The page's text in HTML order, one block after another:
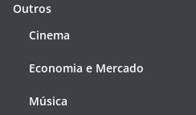
Outros
Cinema
Economia e Mercado
Música